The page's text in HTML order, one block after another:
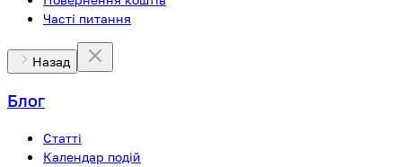
Часті питання
Назад
Блог
Статті
Календар подій